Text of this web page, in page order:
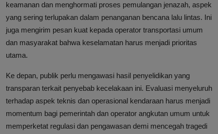
keamanan dan menghormati proses pemulangan jenazah, aspek
yang sering terlupakan dalam penanganan bencana lalu lintas. Ini
juga mengirim pesan kuat kepada operator transportasi umum
dan masyarakat bahwa keselamatan harus menjadi prioritas
utama.
Ke depan, publik perlu mengawasi hasil penyelidikan yang
transparan terkait penyebab kecelakaan ini. Evaluasi menyeluruh
terhadap aspek teknis dan operasional kendaraan harus menjadi
momentum bagi pemerintah dan operator angkutan umum untuk
memperketat regulasi dan pengawasan demi mencegah tragedi